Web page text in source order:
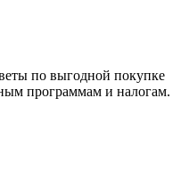
по выгодной покупке
программам и налогам.